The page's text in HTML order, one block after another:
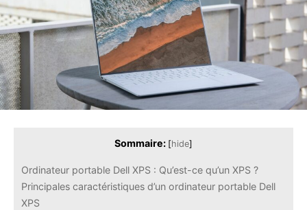
Sommaire: [hide]
Ordinateur portable Dell XPS : Qu’est-ce qu’un XPS ?
Principales caractéristiques d’un ordinateur portable Dell
XPS